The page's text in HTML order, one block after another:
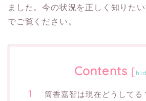
ました。今の状況を正しく知りた
でご覧ください。
Contents [
筒香嘉智は現在どうしてる